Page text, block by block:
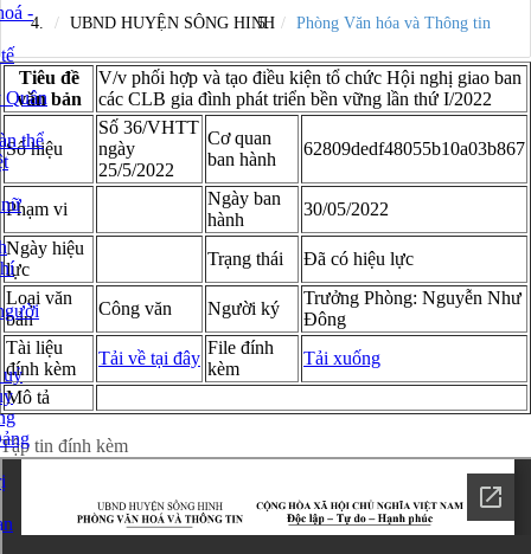
-
Quân
thể
uỷ
UBND HUYỆN SÔNG HINH
Phòng Văn hóa và Thông tin
Tiêu đề
văn bản
V/v phối hợp và tạo điều kiện tổ chức Hội nghị giao ban
các CLB gia đình phát triển bền vững lần thứ I/2022
Số hiệu
Số 36/VHTT
ngày
25/5/2022
Cơ quan
ban hành
62809dedf48055b10a03b867
Phạm vi
Ngày ban
hành
30/05/2022
Ngày hiệu
lực
Trạng thái
Đã có hiệu lực
Loại văn
bản
Công văn Người ký
Trưởng Phòng: Nguyễn Như
Đông
Tài liệu
đính kèm
Tải về tại đây
File đính
kèm
Tải xuống
Mô tả
Xem chi tiết toàn văn
Tập tin đính kèm